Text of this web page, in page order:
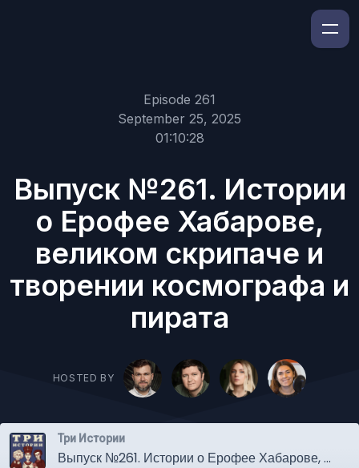
Episode 261
September 25, 2025
01:10:28
Выпуск №261. Истории
о Ерофее Хабарове,
великом скрипаче и
творении космографа и
пирата
HOSTED BY
Три Истории
Выпуск №261. Истории о Ерофее Хабарове, великом скрипаче и творении космографа и пирата